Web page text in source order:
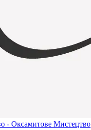
- Оксамитове Мистецтво